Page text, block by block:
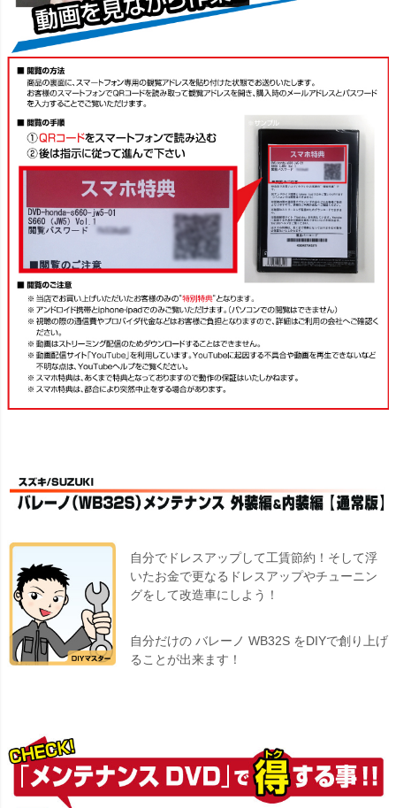
自分でドレスアップして工賃節約！そして浮
いたお金で更なるドレスアップやチューニン
グをして改造車にしよう！
自分だけの バレーノ WB32S をDIYで創り上げ
ることが出来ます！